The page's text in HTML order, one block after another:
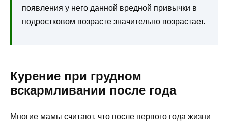
появления у него данной вредной привычки в
подростковом возрасте значительно возрастает.
Курение при грудном
вскармливании после года
Многие мамы считают, что после первого года жизни